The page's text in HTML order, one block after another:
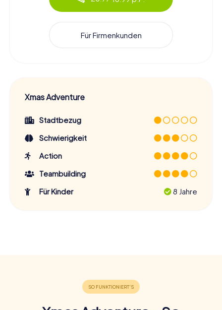
Für Firmenkunden
Xmas Adventure
Stadtbezug
Schwierigkeit
Action
Teambuilding
Für Kinder
8 Jahre